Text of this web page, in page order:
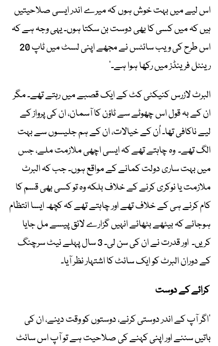
اس لیے میں بہت خوش ہوں کہ میرے اندر ایسی صلاحیتیں
ہیں کہ میں کسی کا بھی دوست بن سکتا ہوں۔ یہی وجہ ہے کہ
اس طرح کی ویب سائٹس نے مجھے اپنی لسٹ میں ٹاپ 20
رینٹل فرینڈز میں رکھا ہوا ہے۔‘
البرٹ لازرس کنیکٹی کٹ کے ایک قصبے میں رہتے تھے۔ مگر
ان کے بہ قول اس چھوٹے سے ٹاؤن کا آسمان، ان کی پرواز کے
لیے ناکافی تھا۔ اُن کے خیالات، ان کے ہم جلیسوں سے بہت
الگ تھے۔ وہ چاہتے تھے کہ ایسی اچھی ملازمت ملے، جس
میں بہت ساری دولت کمانے کے مواقع ہوں۔ جب کہ البرٹ
ملازمت یا نوکری کرنے کے خلاف بلکہ وہ تو کسی بھی قسم کا
کام کرنے ہی کے خلاف تھے اور چاہتے تھے کہ کچھ ایسا انتظام
ہوجائے کہ بیٹھے بٹھائے انہیں گزارے لائق پیسے مل جایا
کریں۔ اور قدرت نے ان کی سن لی۔ 3 سال پہلے نیٹ سرچنگ
کے دوران البرٹ کو ایک سائٹ کا اشتہار نظر آیا۔
کرائے کے دوست
’اگر آپ کے اندر دوستی کرنے، دوستوں کو وقت دینے، ان کی
باتیں سننے اور اپنی کہنے کی صلاحیت ہے تو آپ اس سائٹ